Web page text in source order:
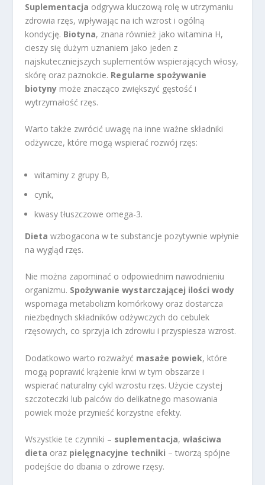
Suplementacja odgrywa kluczową rolę w utrzymaniu
zdrowia rzęs, wpływając na ich wzrost i ogólną
kondycję. Biotyna, znana również jako witamina H,
cieszy się dużym uznaniem jako jeden z
najskuteczniejszych suplementów wspierających włosy,
skórę oraz paznokcie. Regularne spożywanie
biotyny może znacząco zwiększyć gęstość i
wytrzymałość rzęs.
Warto także zwrócić uwagę na inne ważne składniki
odżywcze, które mogą wspierać rozwój rzęs:
witaminy z grupy B,
cynk,
kwasy tłuszczowe omega-3.
Dieta wzbogacona w te substancje pozytywnie wpłynie
na wygląd rzęs.
Nie można zapominać o odpowiednim nawodnieniu
organizmu. Spożywanie wystarczającej ilości wody
wspomaga metabolizm komórkowy oraz dostarcza
niezbędnych składników odżywczych do cebulek
rzęsowych, co sprzyja ich zdrowiu i przyspiesza wzrost.
Dodatkowo warto rozważyć masaże powiek, które
mogą poprawić krążenie krwi w tym obszarze i
wspierać naturalny cykl wzrostu rzęs. Użycie czystej
szczoteczki lub palców do delikatnego masowania
powiek może przynieść korzystne efekty.
Wszystkie te czynniki – suplementacja,właściwa
dieta oraz pielęgnacyjne techniki – tworzą spójne
podejście do dbania o zdrowe rzęsy.